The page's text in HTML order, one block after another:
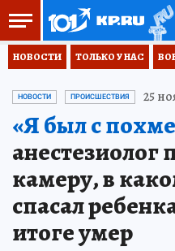
НОВОСТИ ТОЛЬКО У НАС
НОВОСТИ ПРОИСШЕСТВИЯ 25
«Я был с
анестезиолог
камеру, в
спасал
итоге умер